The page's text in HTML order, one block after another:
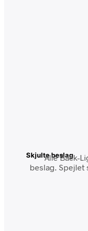
Skjulte beslag
Alle Back-
beslag.